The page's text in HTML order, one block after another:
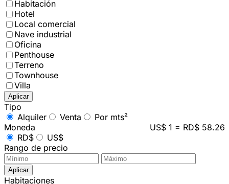
Habitación
Hotel
Local comercial
Nave industrial
Oficina
Penthouse
Terreno
Townhouse
Villa
Aplicar
Tipo
Alquiler
Venta
Por mts²
Moneda
US$ 1 = RD$ 58.26
RD$
US$
Rango de precio
Aplicar
Habitaciones